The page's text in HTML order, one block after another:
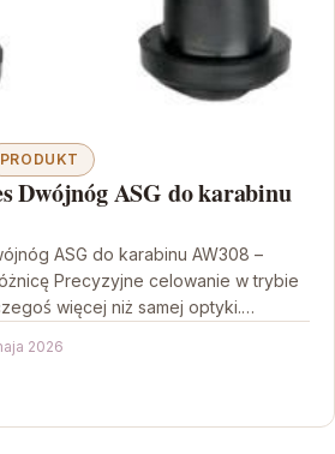
PRODUKT
Dwójnóg ASG do karabinu
ASG do karabinu AW308 –
Precyzyjne celowanie w trybie
więcej niż samej optyki.…
2026